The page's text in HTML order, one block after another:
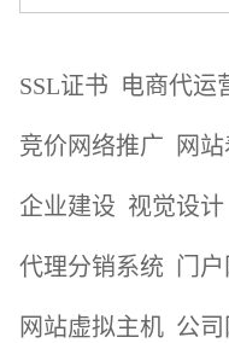
SSL证书 电商代运
竞价网络推广 网
企业建设 视觉设计
代理分销系统 门
网站虚拟主机 公